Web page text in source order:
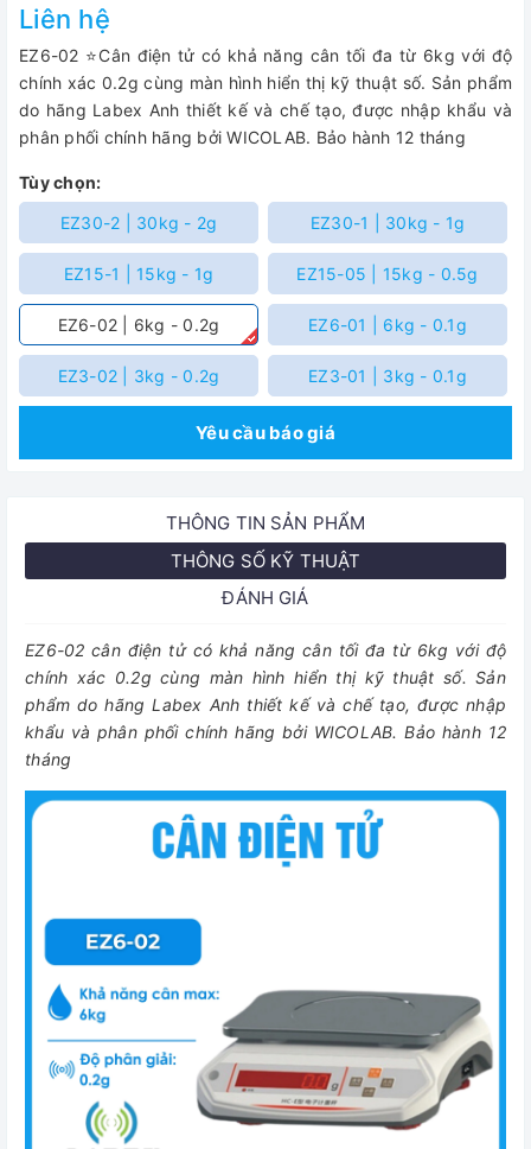
Liên hệ
EZ6-02 ⭐Cân điện tử có khả năng cân tối đa từ 6kg với độ
chính xác 0.2g cùng màn hình hiển thị kỹ thuật số. Sản phẩm
do hãng Labex Anh thiết kế và chế tạo, được nhập khẩu và
phân phối chính hãng bởi WICOLAB. Bảo hành 12 tháng
Tùy chọn:
EZ30-2 | 30kg - 2g
EZ30-1 | 30kg - 1g
EZ15-1 | 15kg - 1g EZ15-05 | 15kg - 0.5g
EZ6-02 | 6kg - 0.2g EZ6-01 | 6kg - 0.1g
EZ3-02 | 3kg - 0.2g EZ3-01 | 3kg - 0.1g
Yêu cầu báo giá
THÔNG TIN SẢN PHẨM
THÔNG SỐ KỸ THUẬT
ĐÁNH GIÁ
EZ6-02 cân điện tử có khả năng cân tối đa từ 6kg với độ
chính xác 0.2g cùng màn hình hiển thị kỹ thuật số. Sản
phẩm do hãng Labex Anh thiết kế và chế tạo, được nhập
khẩu và phân phối chính hãng bởi WICOLAB. Bảo hành 12
tháng